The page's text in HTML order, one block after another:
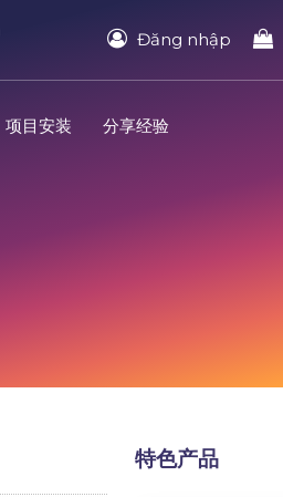
Đăng nhập
项目安装 分享经验
特色产品